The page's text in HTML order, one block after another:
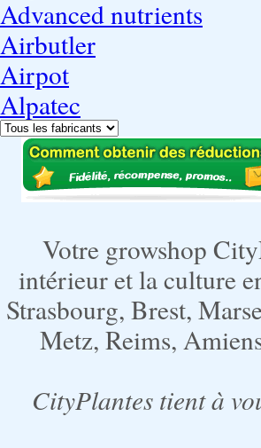
Advanced nutrients
Airbutler
Airpot
Alpatec
Votre growshop
intérieur et la culture
Strasbourg, Brest,
Metz, Reims,
CityPlantes tient à